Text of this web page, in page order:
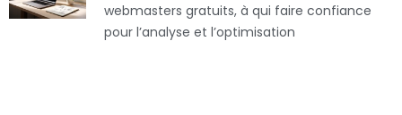
webmasters gratuits, à qui faire confiance
pour l’analyse et l’optimisation